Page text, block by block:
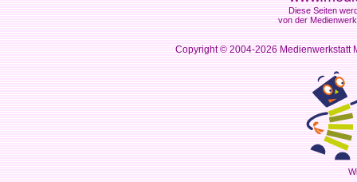
Diese Seiten
von der
Copyright © 2004-2026Medienwerkstatt